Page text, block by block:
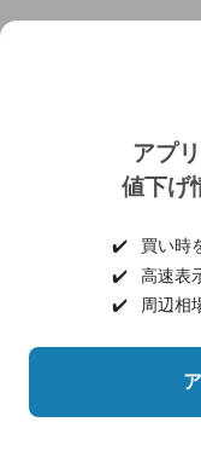
アプ
値下げ
✔️
買い時
✔️
高速表
✔️
周辺相
個人情
ヘルプ